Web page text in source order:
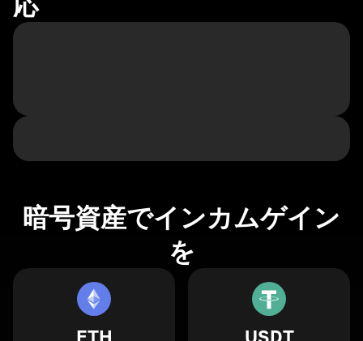
暗号資産でインカムゲイン
を
ETH USDT